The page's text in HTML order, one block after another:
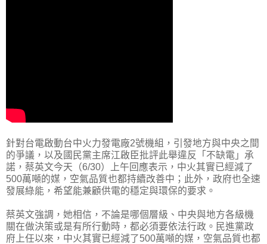
針對台電啟動台中火力發電廠2號機組，引發地方與中央之間
的爭議，以及國民黨主席江啟臣批評此舉違反「不缺電」承
諾，蔡英文今天（6/30）上午回應表示，中火其實已經減了
500萬噸的媒，空氣品質也都持續改善中；此外，政府也全速
發展綠能，希望能兼顧供電的穩定與環保的要求。
蔡英文強調，她相信，不論是哪個層級、中央與地方各級機
關在做決策或是有所行動時，都必須要依法行政。民進黨政
府上任以來，中火其實已經減了500萬噸的媒，空氣品質也都